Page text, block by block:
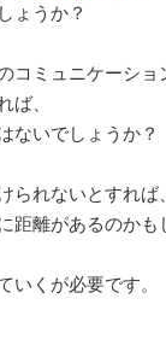
ょうか？
コミュニケーショ
ば、
ないでしょうか？
られないとすれば、
距離があるのかも
いくが必要です。